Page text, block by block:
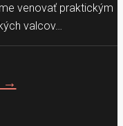
venovať praktickým
valcov…
→